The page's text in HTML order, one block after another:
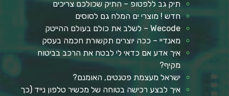
תיק גב ללפטופ – התיק שכולכם צריכים
חדש ! מוצרי ים המלח גם לסוסים
Wecode – לשלב את כולם בעולם ההייטק
מאנדיי – ככה יוצרים תקשורת חכמה בעסק
איך אדע אם כדאי לי לבטח את הרכב בביטוח
מקיף?
ישראל מעצמת פטנטים, האומנם?
איך לבצע רכישה בטוחה של מכשיר טלפון נייד (כך